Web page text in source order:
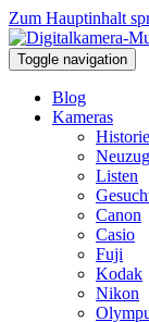
Zum Hauptinhalt
Toggle navigation
Blog
Kameras
Historie
Listen
Canon
Casio
Fuji
Kodak
Nikon